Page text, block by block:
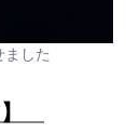
した
】